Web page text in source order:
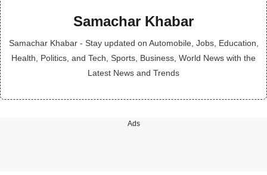
Samachar Khabar
Samachar Khabar - Stay updated on Automobile, Jobs, Education,
Health, Politics, and Tech, Sports, Business, World News with the
Latest News and Trends
Ads